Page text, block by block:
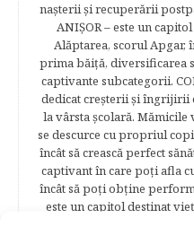
naşterii şi recuperării
ANIŞOR – este un
Alăptarea, scorul
prima băiţă, diversificarea
captivante subcategorii.
dedicat creşterii şi
la vârsta şcolară. Mămicile
se descurce cu propriul
încât să crească perfect
captivant în care poţi afla
încât să poţi obţine
este un capitol destinat